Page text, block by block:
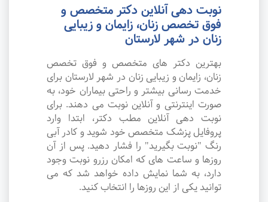
نوبت دهی آنلاین دکتر متخصص و
فوق تخصص زنان، زایمان و زیبایی
زنان در شهر لارستان
بهترین دکتر های متخصص و فوق تخصص
زنان، زایمان و زیبایی زنان در شهر لارستان برای
خدمت رسانی بیشتر و راحتی بیماران خود، به
صورت اینترنتی و آنلاین نوبت می دهند. برای
نوبت دهی آنلاین مطب دکتر، ابتدا وارد
پروفایل پزشک متخصص خود شوید و کادر آبی
رنگ "نوبت بگیرید" را فشار دهید. پس از آن
روزها و ساعت های که امکان رزرو نوبت وجود
دارد، به شما نمایش داده خواهد شد که می
توانید یکی از این روزها را انتخاب کنید.